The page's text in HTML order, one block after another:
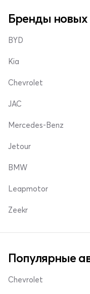
Бренды новых
BYD
Kia
Chevrolet
JAC
Mercedes-Benz
Jetour
BMW
Leapmotor
Zeekr
Популярные
Chevrolet